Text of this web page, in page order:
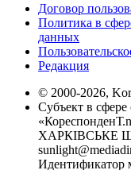
Договор
Политика в
данных
Редакция
© 2000-2026,
Субъект в
ХАРКІВСЬКЕ
Идентификатор